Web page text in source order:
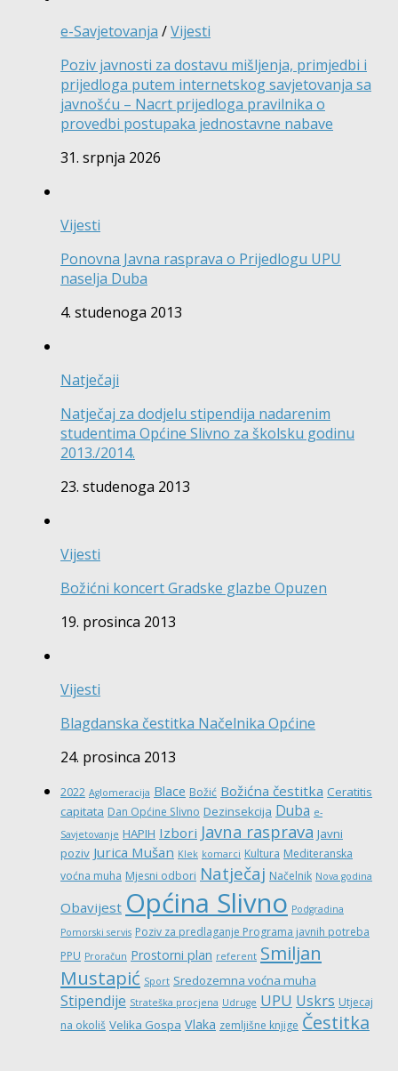
e-Savjetovanja /Vijesti
Poziv javnosti za dostavu mišljenja, primjedbi i
prijedloga putem internetskog savjetovanja sa
javnošću – Nacrt prijedloga pravilnika o
provedbi postupaka jednostavne nabave
31. srpnja 2026
Vijesti
Ponovna Javna rasprava o Prijedlogu UPU
naselja Duba
4. studenoga 2013
Natječaji
Natječaj za dodjelu stipendija nadarenim
studentima Općine Slivno za školsku godinu
2013./2014.
23. studenoga 2013
Vijesti
Božićni koncert Gradske glazbe Opuzen
19. prosinca 2013
Vijesti
Blagdanska čestitka Načelnika Općine
24. prosinca 2013
2022 Aglomeracija Blace Božić Božićna čestitka Ceratitis
capitata Dan Općine Slivno Dezinsekcija Duba e-
Savjetovanje HAPIH Izbori Javna rasprava Javni
poziv Jurica Mušan Klek komarci Kultura Mediteranska
voćna muha Mjesni odbori Natječaj Načelnik Nova godina
Obavijest Općina Slivno Podgradina
Pomorski servis Poziv za predlaganje Programa javnih potreba
PPU Proračun Prostorni plan referent Smiljan
Mustapić Sport Sredozemna voćna muha
Stipendije Strateška procjena Udruge UPU Uskrs Utjecaj
na okoliš Velika Gospa Vlaka zemljišne knjige Čestitka